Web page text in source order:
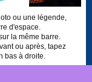
ou une légende,
d'espace.
la même barre.
ou après, tapez
bas à droite.